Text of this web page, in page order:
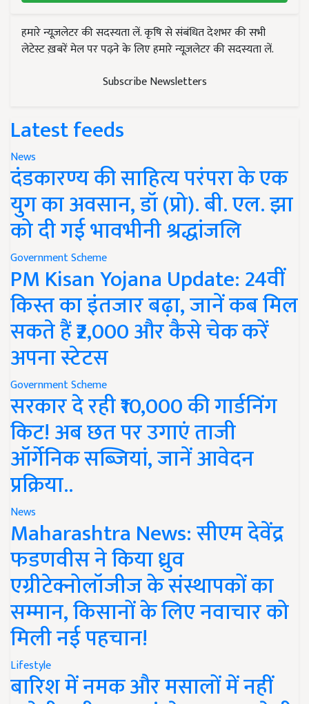
हमारे न्यूज़लेटर की सदस्यता लें. कृषि से संबंधित देशभर की सभी
लेटेस्ट ख़बरें मेल पर पढ़ने के लिए हमारे न्यूज़लेटर की सदस्यता लें.
Subscribe Newsletters
Latest feeds
News
दंडकारण्य की साहित्य परंपरा के एक
युग का अवसान, डॉ (प्रो). बी. एल. झा
को दी गई भावभीनी श्रद्धांजलि
Government Scheme
PM Kisan Yojana Update: 24वीं
किस्त का इंतजार बढ़ा, जानें कब मिल
सकते हैं ₹2,000 और कैसे चेक करें
अपना स्टेटस
Government Scheme
सरकार दे रही ₹10,000 की गार्डनिंग
किट! अब छत पर उगाएं ताजी
ऑर्गेनिक सब्जियां, जानें आवेदन
प्रक्रिया..
News
Maharashtra News: सीएम देवेंद्र
फडणवीस ने किया ध्रुव
एग्रीटेक्नोलॉजीज के संस्थापकों का
सम्मान, किसानों के लिए नवाचार को
मिली नई पहचान!
Lifestyle
बारिश में नमक और मसालों में नहीं